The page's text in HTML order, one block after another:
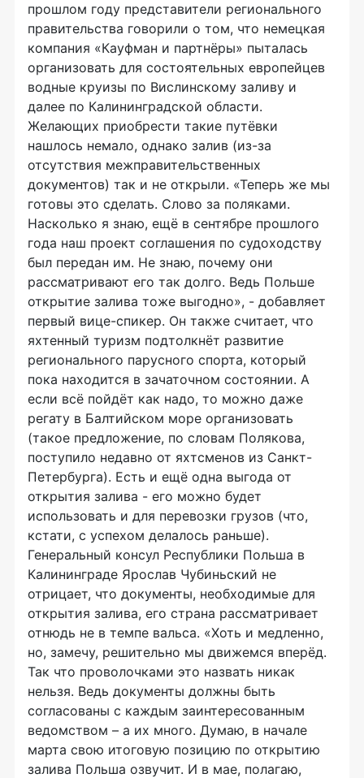
прошлом году представители регионального
правительства говорили о том, что немецкая
компания «Кауфман и партнёры» пыталась
организовать для состоятельных европейцев
водные круизы по Вислинскому заливу и
далее по Калининградской области.
Желающих приобрести такие путёвки
нашлось немало, однако залив (из-за
отсутствия межправительственных
документов) так и не открыли. «Теперь же мы
готовы это сделать. Слово за поляками.
Насколько я знаю, ещё в сентябре прошлого
года наш проект соглашения по судоходству
был передан им. Не знаю, почему они
рассматривают его так долго. Ведь Польше
открытие залива тоже выгодно», - добавляет
первый вице-спикер. Он также считает, что
яхтенный туризм подтолкнёт развитие
регионального парусного спорта, который
пока находится в зачаточном состоянии. А
если всё пойдёт как надо, то можно даже
регату в Балтийском море организовать
(такое предложение, по словам Полякова,
поступило недавно от яхтсменов из Санкт-
Петербурга). Есть и ещё одна выгода от
открытия залива - его можно будет
использовать и для перевозки грузов (что,
кстати, с успехом делалось раньше).
Генеральный консул Республики Польша в
Калининграде Ярослав Чубиньский не
отрицает, что документы, необходимые для
открытия залива, его страна рассматривает
отнюдь не в темпе вальса. «Хоть и медленно,
но, замечу, решительно мы движемся вперёд.
Так что проволочками это назвать никак
нельзя. Ведь документы должны быть
согласованы с каждым заинтересованным
ведомством – а их много. Думаю, в начале
марта свою итоговую позицию по открытию
залива Польша озвучит. И в мае, полагаю,